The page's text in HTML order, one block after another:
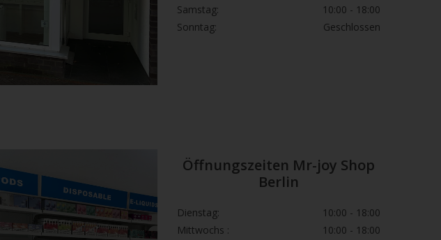
Samstag:
10:00 - 18:00
Sonntag:
Geschlossen
Öffnungszeiten Mr-joy Shop
Berlin
Dienstag:
10:00 - 18:00
Mittwochs :
10:00 - 18:00